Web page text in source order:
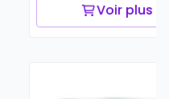
Voir plus